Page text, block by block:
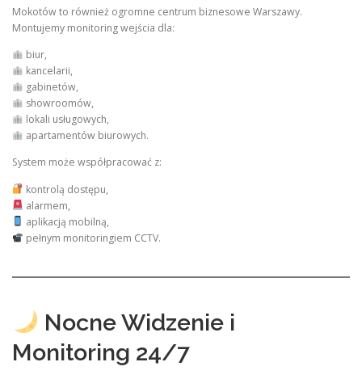
Mokotów to również ogromne centrum biznesowe Warszawy.
Montujemy monitoring wejścia dla:
biur,
kancelarii,
gabinetów,
showroomów,
lokali usługowych,
apartamentów biurowych.
System może współpracować z:
kontrolą dostępu,
alarmem,
aplikacją mobilną,
pełnym monitoringiem CCTV.
Nocne Widzenie i
Monitoring 24/7